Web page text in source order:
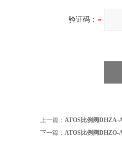
验证码：
上一篇： ATOS比例阀DHZA-
下一篇： ATOS比例阀DHZO-